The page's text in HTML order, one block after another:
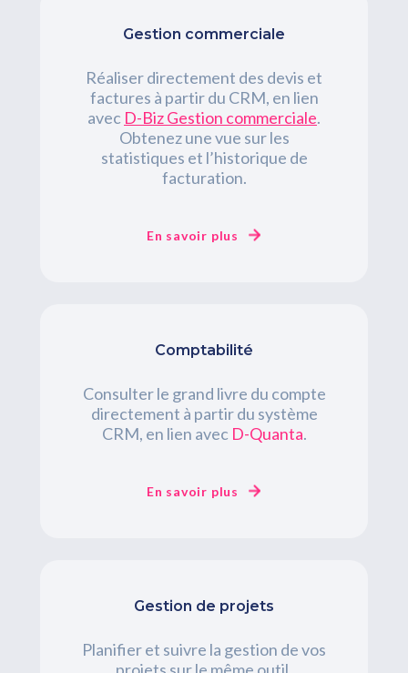
Gestion commerciale
Réaliser directement des devis et
factures à partir du CRM, en lien
avec D-BizGestion commerciale.
Obtenez une vue sur les
statistiques et l’historique de
facturation.
En savoir plus
Comptabilité
Consulter le grand livre du compte
directement à partir du système
CRM, en lien avec D-Quanta.
En savoir plus
Gestion de projets
Planifier et suivre la gestion de vos